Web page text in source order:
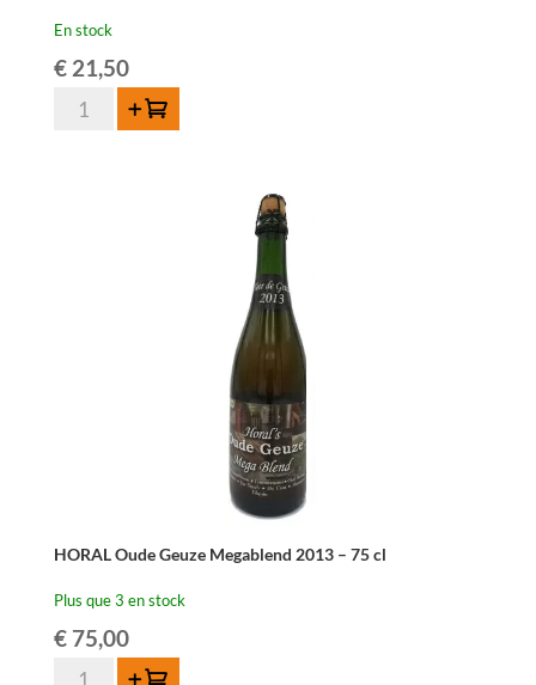
En stock
€21,50
quantité
Ajouter au panier
HORAL Oude Geuze Megablend 2013 – 75 cl
Plus que 3 en stock
€75,00
quantité Ajouter au panier